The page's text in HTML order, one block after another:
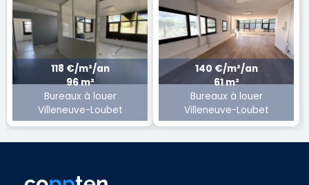
118 €/m²/an
96 m²
Bureaux à louer
Villeneuve-Loubet
140 €/m²/an
61 m²
Bureaux à louer
Villeneuve-Loubet